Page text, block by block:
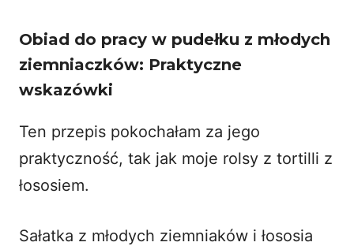
Obiad do pracy w pudełku z młodych
ziemniaczków: Praktyczne
wskazówki
Ten przepis pokochałam za jego
praktyczność, tak jak moje rolsy z tortilli z
łososiem.
Sałatka z młodych ziemniaków i łososia